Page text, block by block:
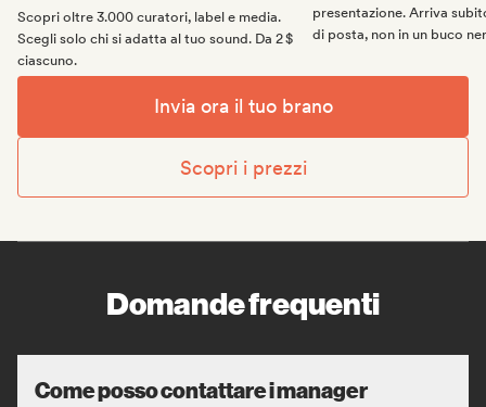
Scopri oltre 3.000 curatori, label e media.
Scegli solo chi si adatta al tuo sound. Da 2 $
ciascuno.
presentazione. Arriva
di posta, non in un buco
Invia ora il tuo brano
Scopri i prezzi
Domande frequenti
Come posso contattare i manager